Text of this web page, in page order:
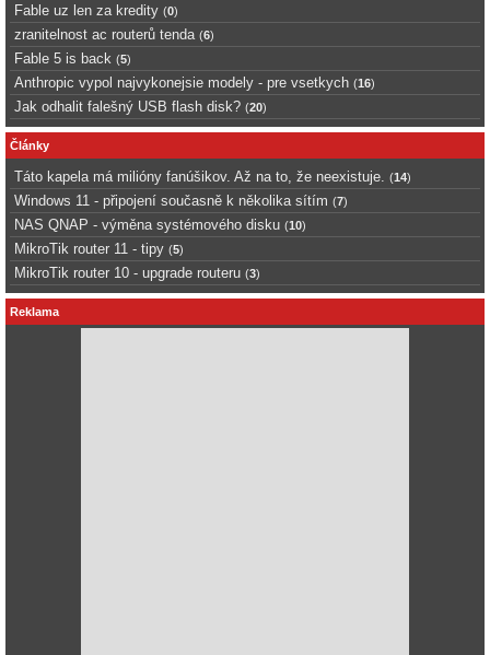
Fable uz len za kredity (0)
zranitelnost ac routerů tenda (6)
Fable 5 is back (5)
Anthropic vypol najvykonejsie modely - pre vsetkych (16)
Jak odhalit falešný USB flash disk? (20)
Články
Táto kapela má milióny fanúšikov. Až na to, že neexistuje. (14)
Windows 11 - připojení současně k několika sítím (7)
NAS QNAP - výměna systémového disku (10)
MikroTik router 11 - tipy (5)
MikroTik router 10 - upgrade routeru (3)
Reklama